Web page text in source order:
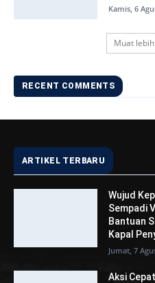
Kamis, 6
Muat
RECENT COMMENTS
ARTIKEL TERBARU
Wujud
Sempadi
Bantuan
Kapal
Jumat, 7
Aksi